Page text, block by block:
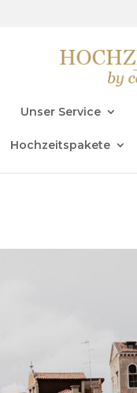
Unser Service
Hochzeitspakete